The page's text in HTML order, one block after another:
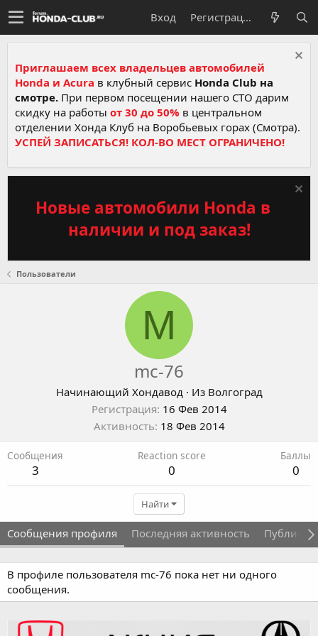
Вход Регистрация
Приглашаем всех владельцев автомобилей
Honda и Acura в клубный сервис Honda Club на
смотре. При первом посещении нашего СТО дарим
скидку на работы от 30 до 50% в центральном
отделении Хонда Клуб на Воробьевых горах (Смотра).
УСПЕЙ ЗАПИСАТЬСЯ! КОЛ-ВО МЕСТ ОГРАНИЧЕНО!
Новые автомобили Honda в
наличии и под заказ!
Пользователи
M
mc-76
Начинающий Хондавод · Из Волгоград
Регистрация 16 Фев 2014
Активность 18 Фев 2014
Сообщения
3
Reaction score
0
Баллы
0
Найти
Сообщения профиля Последняя активность
В профиле пользователя mc-76 пока нет ни одного
сообщения.